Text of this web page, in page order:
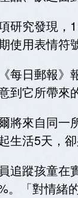
研究發現，
使用表情符
每日郵報》
到它所帶來
將來自同一
生活5天，
追蹤孩童在
。「對情緒